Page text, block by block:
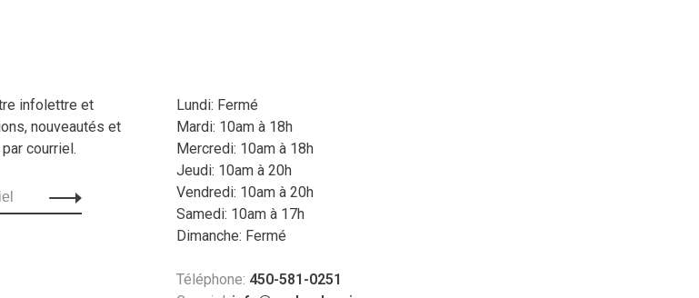
infolettre et
nouveautés et
courriel.
Lundi: Fermé
Mardi: 10am à 18h
Mercredi: 10am à 18h
Jeudi: 10am à 20h
Vendredi: 10am à 20h
Samedi: 10am à 17h
Dimanche: Fermé
Téléphone: 450-581-0251